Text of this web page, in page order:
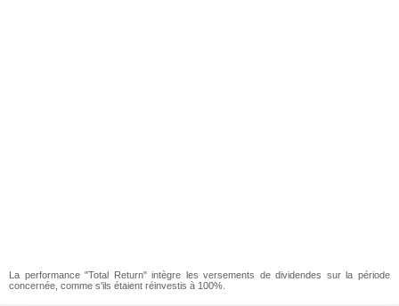
La performance "Total Return" intègre les versements de dividendes sur la période
concernée, comme s'ils étaient réinvestis à 100%.